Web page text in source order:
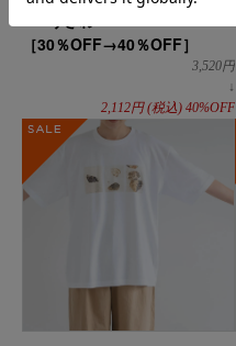
［30％OFF→40％OFF］
3,520円
↓
2,112円(税込) 40%OFF
SALE